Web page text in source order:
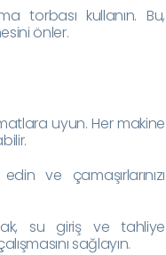
torbası kullanın. Bu,
önler.
uyun. Her makine
ve çamaşırlarınızı
su giriş ve tahliye
sağlayın.